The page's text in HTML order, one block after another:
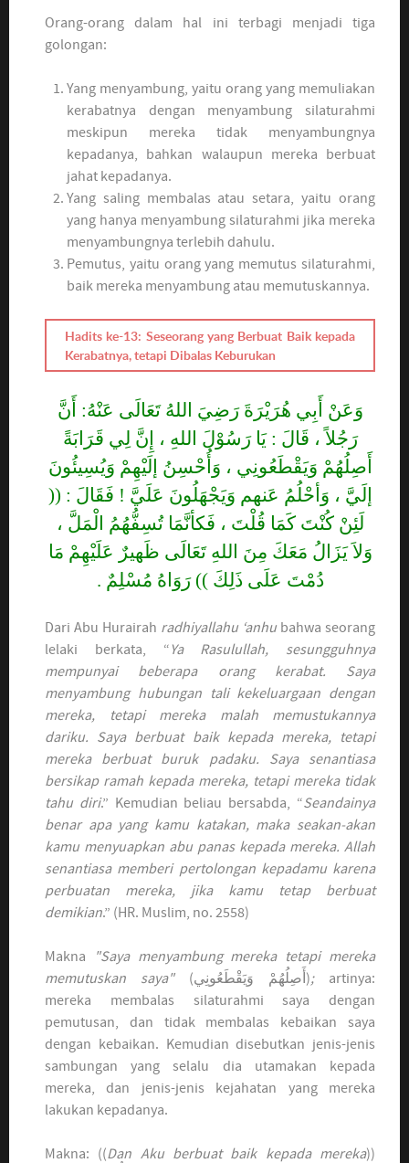
Orang-orang dalam hal ini terbagi menjadi tiga
golongan:
Yang menyambung, yaitu orang yang memuliakan
kerabatnya dengan menyambung silaturahmi
meskipun mereka tidak menyambungnya
kepadanya, bahkan walaupun mereka berbuat
jahat kepadanya.
Yang saling membalas atau setara, yaitu orang
yang hanya menyambung silaturahmi jika mereka
menyambungnya terlebih dahulu.
Pemutus, yaitu orang yang memutus silaturahmi,
baik mereka menyambung atau memutuskannya.
Hadits ke-13: Seseorang yang Berbuat Baik kepada
Kerabatnya, tetapi Dibalas Keburukan
وَعَنْ أَبِي هُرَيْرَةَ رَضِيَ اللهُ تَعَالَى عَنْهُ: أَنَّ
رَجُلاً ، قَالَ : يَا رَسُوْلَ اللهِ ، إِنَّ لِي قَرَابَةً
أَصِلُهُمْ وَيَقْطَعُونِي ، وَأُحْسِنُ إلَيْهِمْ وَيُسِيئُونَ
إلَيَّ ، وَأحْلُمُ عَنهم وَيَجْهَلُونَ عَلَيَّ ! فَقَالَ : ((
لَئِنْ كُنْتَ كَمَا قُلْتَ ، فَكأنَّمَا تُسِفُّهُمُ الْمَلَّ ،
وَلاَ يَزَالُ مَعَكَ مِنَ اللهِ تَعَالَى ظَهيرٌ عَلَيْهِمْ مَا
دُمْتَ عَلَى ذَلِكَ )) رَوَاهُ مُسْلِمٌ .
Dari Abu Hurairah radhiyallahu ‘anhubahwa seorang
lelaki berkata, “ Ya Rasulullah, sesungguhnya
mempunyai beberapa orang kerabat. Saya
menyambung hubungan tali kekeluargaan dengan
mereka, tetapi mereka malah memustukannya
dariku. Saya berbuat baik kepada mereka, tetapi
mereka berbuat buruk padaku. Saya senantiasa
bersikap ramah kepada mereka, tetapi mereka tidak
tahu diri.” Kemudian beliau bersabda, “Seandainya
benar apa yang kamu katakan, maka seakan-akan
kamu menyuapkan abu panas kepada mereka. Allah
senantiasa memberi pertolongan kepadamu karena
perbuatan mereka, jika kamu tetap berbuat
demikian.” (HR. Muslim, no. 2558)
Makna
"Saya menyambung mereka tetapi mereka
memutuskan saya"
(أَصِلُهُمْ وَيَقْطَعُونِي);artinya:
mereka membalas silaturahmi saya dengan
pemutusan, dan tidak membalas kebaikan saya
dengan kebaikan. Kemudian disebutkan jenis-jenis
sambungan yang selalu dia utamakan kepada
mereka, dan jenis-jenis kejahatan yang mereka
lakukan kepadanya.
Makna: ((Dan Aku berbuat baik kepada mereka))